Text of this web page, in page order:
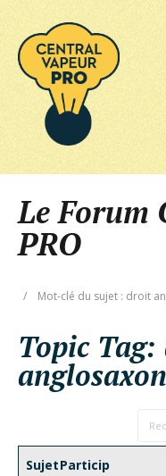
Le Forum
PRO
/ Mot-clé du sujet : droit
Topic Tag:
anglosaxon
SujetParticip